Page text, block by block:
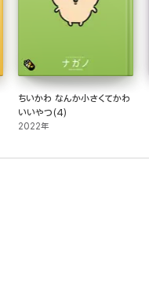
ちいかわ なんか小さくてかわ
いいやつ(4)
2022年